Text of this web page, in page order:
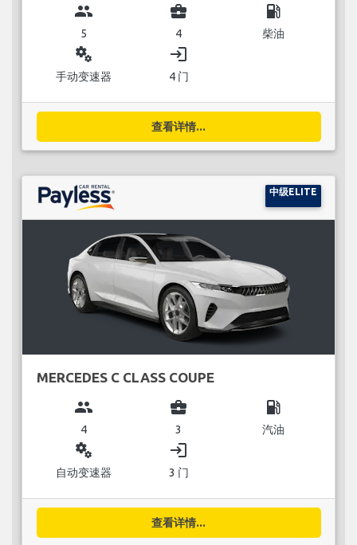
group
5
business_center
4
local_gas_station
柴油
miscellaneous_services
手动变速器
login
4 门
查看详情...
中级ELITE
MERCEDES C CLASS COUPE
group
4
business_center
3
local_gas_station
汽油
miscellaneous_services
自动变速器
login
3 门
查看详情...